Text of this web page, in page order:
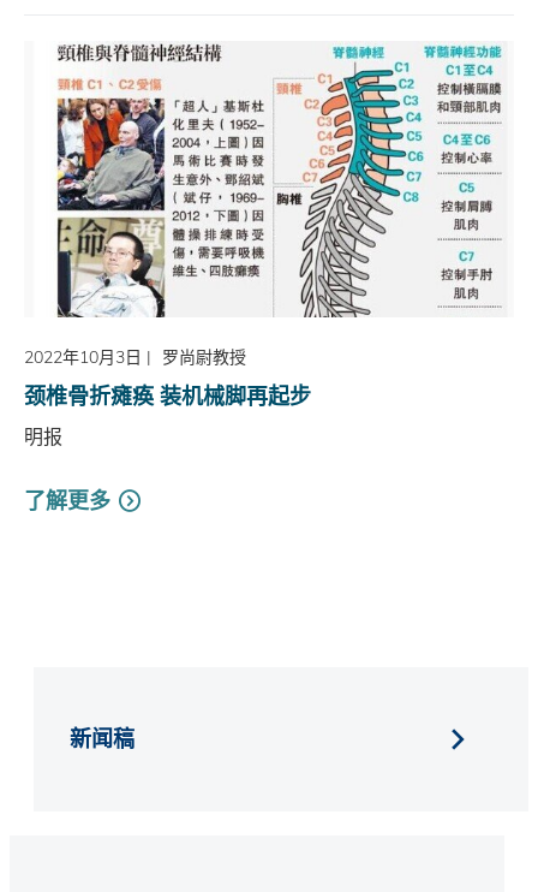
2022年10月3日 | 罗尚尉教授
颈椎骨折瘫痪 装机械脚再起步
明报
了解更多
新闻稿